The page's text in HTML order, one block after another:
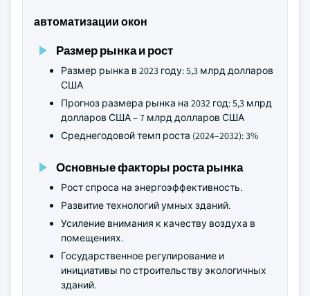
автоматизации окон
Размер рынка и рост
Размер рынка в 2023 году: 5,3 млрд долларов
США
Прогноз размера рынка на 2032 год: 5,3 млрд
долларов США – 7 млрд долларов США
Среднегодовой темп роста (2024–2032): 3%
Основные факторы роста рынка
Рост спроса на энергоэффективность.
Развитие технологий умных зданий.
Усиление внимания к качеству воздуха в
помещениях.
Государственное регулирование и
инициативы по строительству экологичных
зданий.